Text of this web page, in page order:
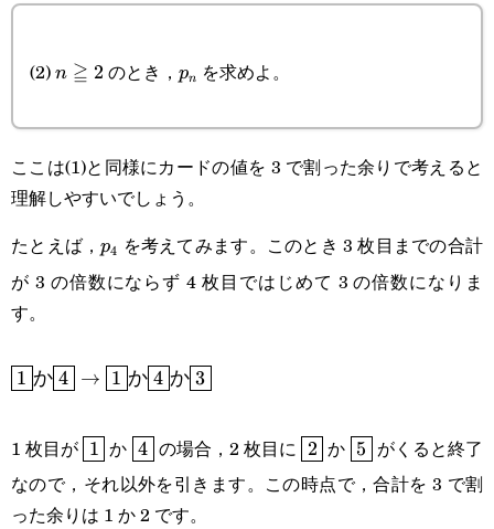
{5}\cdot\cfrac{1}
{5}\cdot\cfrac{2}
{5}\cdot\cfrac{2}
{5}
(2) n\geqq2
n ≧ 2 のとき， pn を求めよ。
ここは(1)と同様にカードの値を 3 で割った余りで考えると
理解しやすいでしょう。
たとえば，p4 を考えてみます。このとき 3 枚目までの合計
が 3 の倍数にならず 4 枚目ではじめて 3 の倍数になりま
す。
\boxed{1}\textsf{か
1 か 4 → 1 か 4 か 3
1 枚目が \boxed{1}
1 か \boxed{4}
4 の場合，2 枚目に \boxed{2}
2 か \boxed{5}
5 がくると終了
なので，それ以外を引きます。この時点で，合計を 3 で割
った余りは 1 か 2 です。